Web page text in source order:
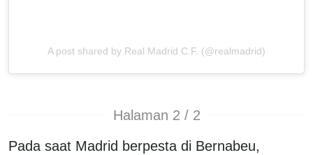
A post shared by Real Madrid C.F. (@realmadrid)
Halaman 2 / 2
Pada saat Madrid berpesta di Bernabeu,